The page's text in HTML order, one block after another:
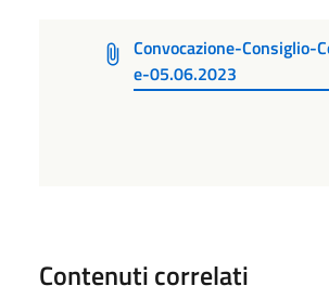
Convocazione-Consiglio-
e-05.06.2023
Contenuti correlati